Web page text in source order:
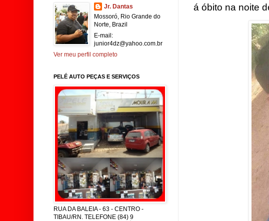
á óbito na noite
Jr. Dantas
Mossoró, Rio Grande do
Norte, Brazil
E-mail:
junior4dz@yahoo.com.br
Ver meu perfil completo
PELÉ AUTO PEÇAS E SERVIÇOS
RUA DA BALEIA - 63 - CENTRO -
TIBAU/RN. TELEFONE (84) 9